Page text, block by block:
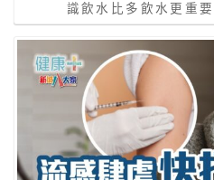
識飲水比多飲水更重